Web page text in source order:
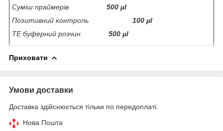
Суміш праймерів 500 µl
Позитивний контроль 100 µl
ТЕ буферний розчин 500 µl
Приховати
Умови доставки
Доставка здійснюється тільки по передоплаті.
Нова Пошта